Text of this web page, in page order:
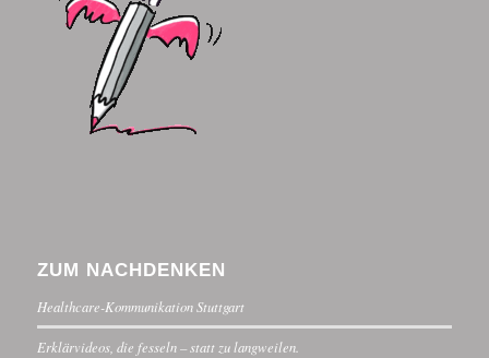
ZUM NACHDENKEN
Healthcare-Kommunikation Stuttgart
Erklärvideos, die fesseln – statt zu langweilen.